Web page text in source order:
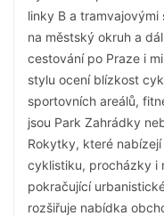
linky B a tramvajovými
na městský okruh a
cestování po Praze i
stylu ocení blízkost
sportovních areálů,
jsou Park Zahrádky
Rokytky, které
cyklistiku, procházky i
pokračující
rozšiřuje nabídka